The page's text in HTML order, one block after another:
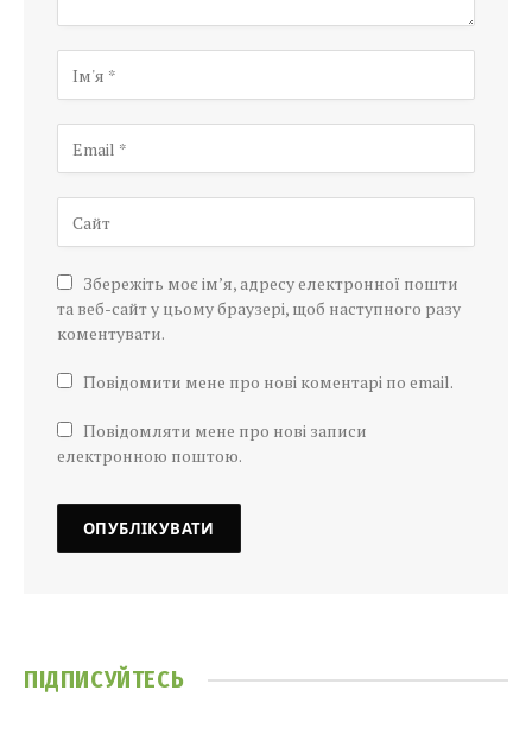
Збережіть моє ім’я, адресу електронної пошти
та веб-сайт у цьому браузері, щоб наступного разу
коментувати.
Повідомити мене про нові коментарі по email.
Повідомляти мене про нові записи
електронною поштою.
ПІДПИСУЙТЕСЬ